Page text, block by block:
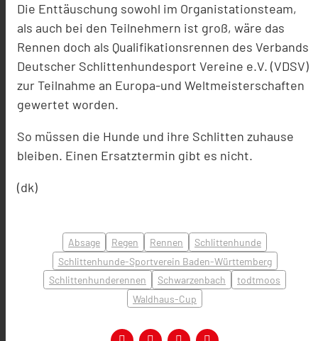
Die Enttäuschung sowohl im Organistationsteam,
als auch bei den Teilnehmern ist groß, wäre das
Rennen doch als Qualifikationsrennen des Verbands
Deutscher Schlittenhundesport Vereine e.V. (VDSV)
zur Teilnahme an Europa-und Weltmeisterschaften
gewertet worden.
So müssen die Hunde und ihre Schlitten zuhause
bleiben. Einen Ersatztermin gibt es nicht.
(dk)
Absage Regen Rennen
Schlittenhunde
Schlittenhunde-Sportverein Baden-Württemberg
Schlittenhunderennen
Schwarzenbach
todtmoos
Waldhaus-Cup